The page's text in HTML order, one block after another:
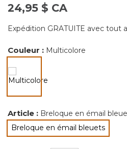
24,95 $ CA
Expédition GRATUITE avec tout
Couleur : Multicolore
Article : Breloque en émail
Breloque en émail bleuets
sélectionné